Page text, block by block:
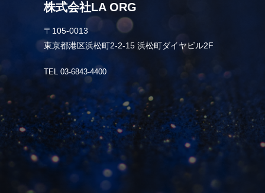
株式会社LA ORG
〒105-0013
東京都港区浜松町2-2-15 浜松町ダイヤビル2F
TEL 03-6843-4400